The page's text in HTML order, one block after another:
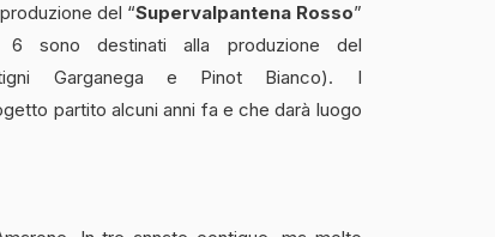
del “Supervalpantena Rosso”
sono destinati alla produzione del
Garganega e Pinot Bianco). I
partito alcuni anni fa e che darà luogo